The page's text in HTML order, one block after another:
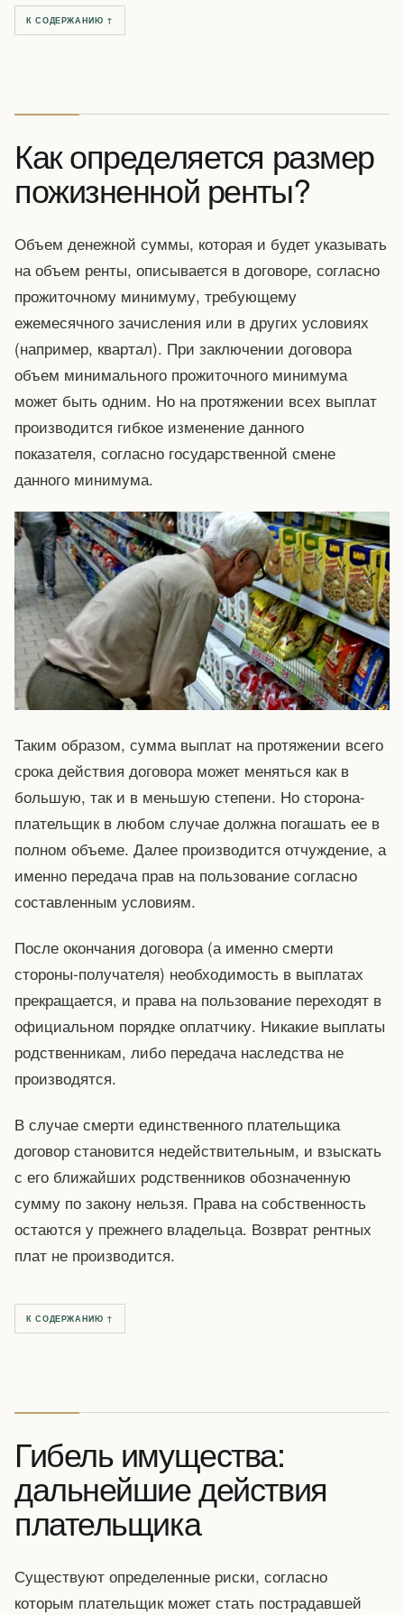
К СОДЕРЖАНИЮ ↑
Как определяется размер
пожизненной ренты?
Объем денежной суммы, которая и будет указывать
на объем ренты, описывается в договоре, согласно
прожиточному минимуму, требующему
ежемесячного зачисления или в других условиях
(например, квартал). При заключении договора
объем минимального прожиточного минимума
может быть одним. Но на протяжении всех выплат
производится гибкое изменение данного
показателя, согласно государственной смене
данного минимума.
Таким образом, сумма выплат на протяжении всего
срока действия договора может меняться как в
большую, так и в меньшую степени. Но сторона-
плательщик в любом случае должна погашать ее в
полном объеме. Далее производится отчуждение, а
именно передача прав на пользование согласно
составленным условиям.
После окончания договора (а именно смерти
стороны-получателя) необходимость в выплатах
прекращается, и права на пользование переходят в
официальном порядке оплатчику. Никакие выплаты
родственникам, либо передача наследства не
производятся.
В случае смерти единственного плательщика
договор становится недействительным, и взыскать
с его ближайших родственников обозначенную
сумму по закону нельзя. Права на собственность
остаются у прежнего владельца. Возврат рентных
плат не производится.
К СОДЕРЖАНИЮ ↑
Гибель имущества:
дальнейшие действия
плательщика
Существуют определенные риски, согласно
которым плательщик может стать пострадавшей